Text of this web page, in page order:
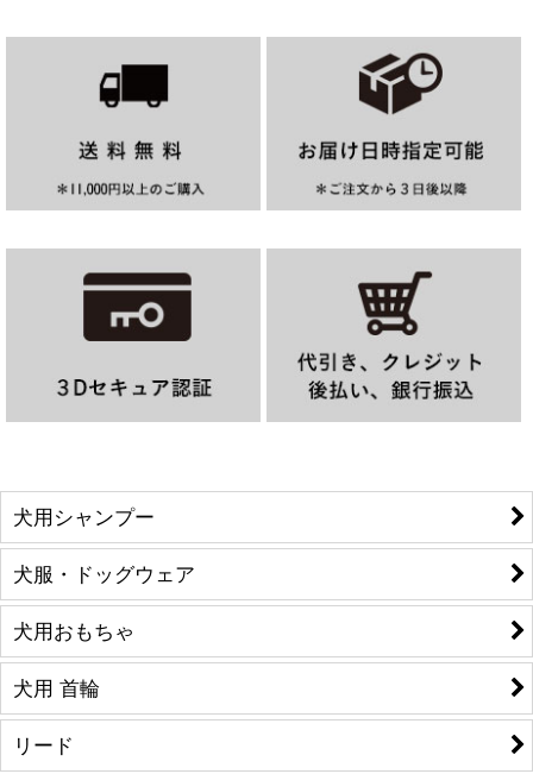
犬用シャンプー
犬服・ドッグウェア
犬用おもちゃ
犬用 首輪
リード